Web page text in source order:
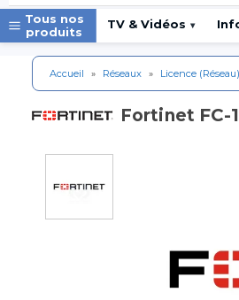
Tous nos
produits
TV & Vidéos ▾
Accueil » Réseaux » Licence (Réseau)
Fortinet